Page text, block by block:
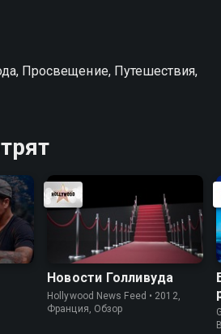
Просвещение, Путешествия,
Новости Голливуда
Hollywood News Feed • 2012,
Франция, Обзор